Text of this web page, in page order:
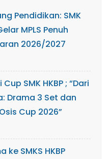
Pendidikan: SMK
MPLS Penuh
2026/2027
SMK HKBP ; “Dari
Drama 3 Set dan
Cup 2026”
ke SMKS HKBP